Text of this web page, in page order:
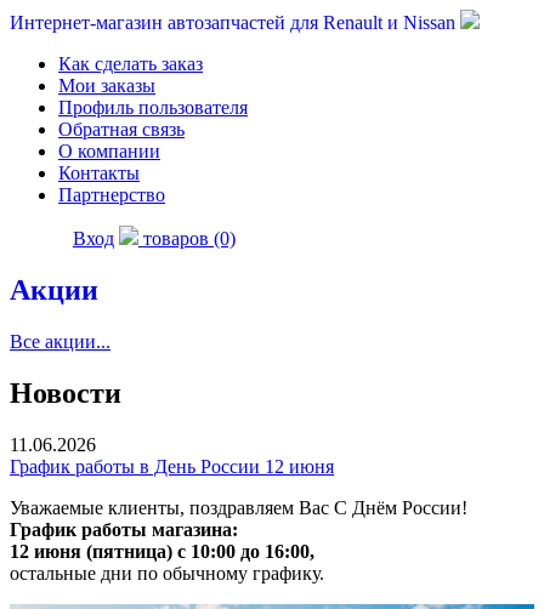
Интернет-магазин автозапчастей для Renault и Nissan
Как сделать заказ
Мои заказы
Профиль пользователя
Обратная связь
О компании
Контакты
Партнерство
Вход товаров (0)
Акции
Все акции...
Новости
11.06.2026
График работы в День России 12 июня
Уважаемые клиенты, поздравляем Вас С Днём России!
График работы магазина:
12 июня (пятница) с 10:00 до 16:00,
остальные дни по обычному графику.